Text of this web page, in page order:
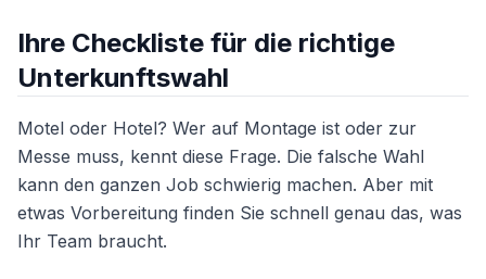
Ihre Checkliste für die richtige
Unterkunftswahl
Motel oder Hotel? Wer auf Montage ist oder zur
Messe muss, kennt diese Frage. Die falsche Wahl
kann den ganzen Job schwierig machen. Aber mit
etwas Vorbereitung finden Sie schnell genau das, was
Ihr Team braucht.